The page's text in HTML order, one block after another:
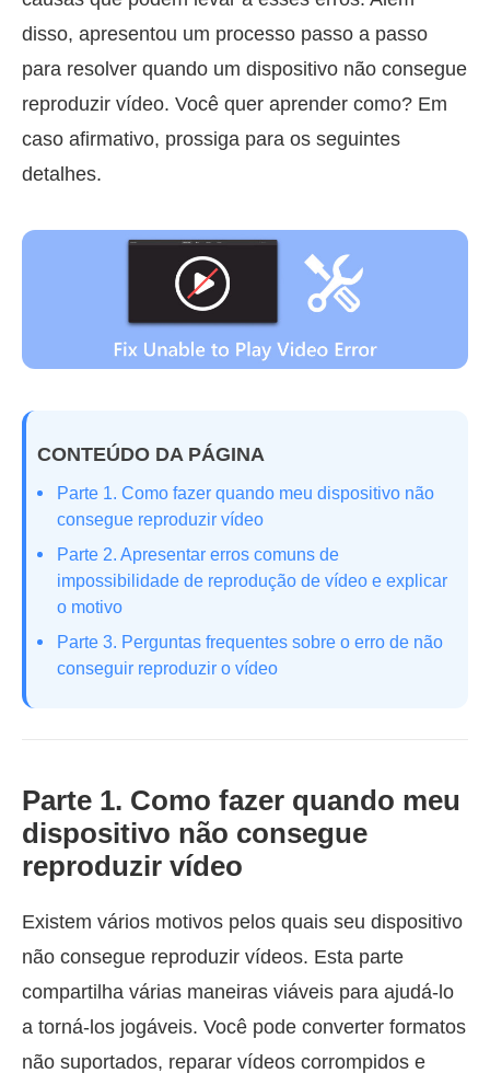
disso, apresentou um processo passo a passo
para resolver quando um dispositivo não consegue
reproduzir vídeo. Você quer aprender como? Em
caso afirmativo, prossiga para os seguintes
detalhes.
CONTEÚDO DA PÁGINA
Parte 1. Como fazer quando meu dispositivo não
consegue reproduzir vídeo
Parte 2. Apresentar erros comuns de
impossibilidade de reprodução de vídeo e explicar
o motivo
Parte 3. Perguntas frequentes sobre o erro de não
conseguir reproduzir o vídeo
Parte 1. Como fazer quando meu
dispositivo não consegue
reproduzir vídeo
Existem vários motivos pelos quais seu dispositivo
não consegue reproduzir vídeos. Esta parte
compartilha várias maneiras viáveis para ajudá-lo
a torná-los jogáveis. Você pode converter formatos
não suportados, reparar vídeos corrompidos e